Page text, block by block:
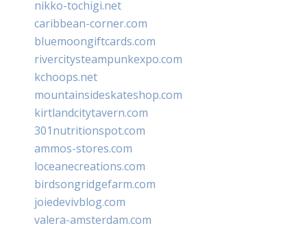
nikko-tochigi.net
caribbean-corner.com
bluemoongiftcards.com
rivercitysteampunkexpo.com
kchoops.net
mountainsideskateshop.com
kirtlandcitytavern.com
301nutritionspot.com
ammos-stores.com
loceanecreations.com
birdsongridgefarm.com
joiedevivblog.com
valera-amsterdam.com